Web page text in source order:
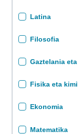
Latina
Filosofia
Gaztelania
Fisika eta
Ekonomia
Matematika